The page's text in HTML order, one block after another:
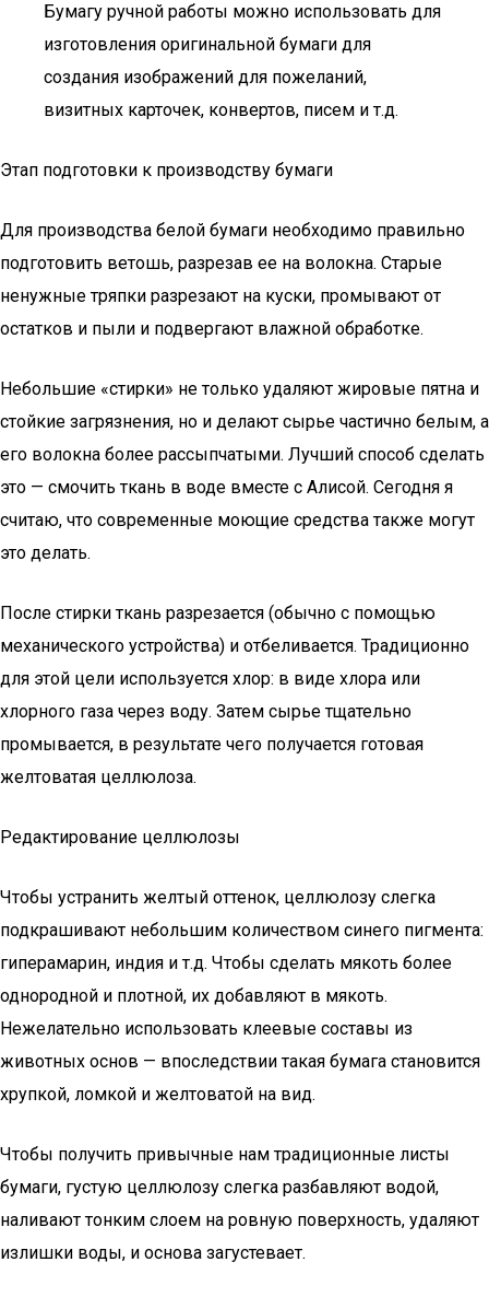
Бумагу ручной работы можно использовать для
изготовления оригинальной бумаги для
создания изображений для пожеланий,
визитных карточек, конвертов, писем и т.д.
Этап подготовки к производству бумаги
Для производства белой бумаги необходимо правильно
подготовить ветошь, разрезав ее на волокна. Старые
ненужные тряпки разрезают на куски, промывают от
остатков и пыли и подвергают влажной обработке.
Небольшие «стирки» не только удаляют жировые пятна и
стойкие загрязнения, но и делают сырье частично белым, а
его волокна более рассыпчатыми. Лучший способ сделать
это — смочить ткань в воде вместе с Алисой. Сегодня я
считаю, что современные моющие средства также могут
это делать.
После стирки ткань разрезается (обычно с помощью
механического устройства) и отбеливается. Традиционно
для этой цели используется хлор: в виде хлора или
хлорного газа через воду. Затем сырье тщательно
промывается, в результате чего получается готовая
желтоватая целлюлоза.
Редактирование целлюлозы
Чтобы устранить желтый оттенок, целлюлозу слегка
подкрашивают небольшим количеством синего пигмента:
гиперамарин, индия и т.д. Чтобы сделать мякоть более
однородной и плотной, их добавляют в мякоть.
Нежелательно использовать клеевые составы из
животных основ — впоследствии такая бумага становится
хрупкой, ломкой и желтоватой на вид.
Чтобы получить привычные нам традиционные листы
бумаги, густую целлюлозу слегка разбавляют водой,
наливают тонким слоем на ровную поверхность, удаляют
излишки воды, и основа загустевает.